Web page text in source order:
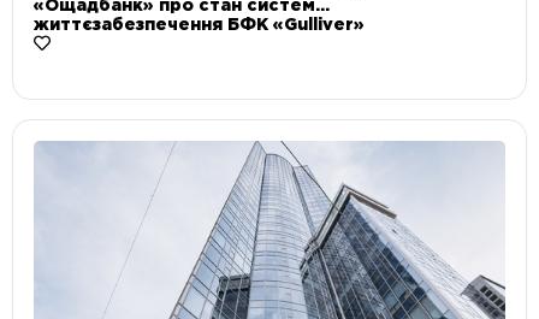
«Ощадбанк» про стан систем
життєзабезпечення БФК «Gulliver»